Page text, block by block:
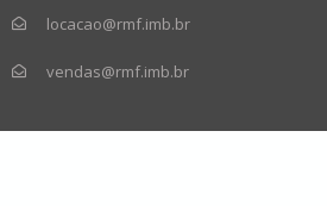
locacao@rmf.imb.br
vendas@rmf.imb.br